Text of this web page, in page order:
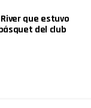
que estuvo
del club